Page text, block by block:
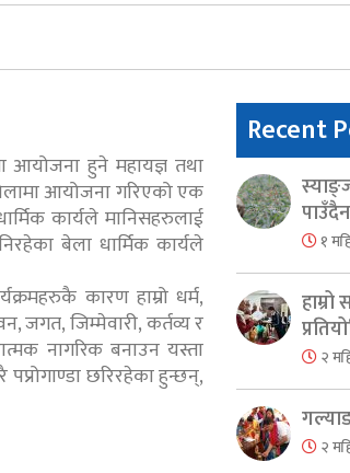
आयोजना हुने महायज्ञ तथा
आयोजना गरिएको एक
कार्यले मानिसहरुलाई
बेला धार्मिक कार्यले
कारण हाम्रो धर्म,
जगत, जिम्मेवारी, कर्तव्य र
नागरिक बनाउन यस्ता
छरिरहेका हुन्छन्,
Recent
१
२
२